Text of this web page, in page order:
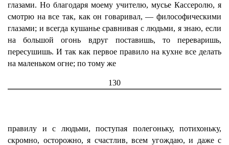
глазами. Но благодаря моему учителю, мусье Кассеролю, я
смотрю на все так, как он говаривал, — философическими
глазами; и всегда кушанье сравнивая с людьми, я знаю, если
на большой огонь вдруг поставишь, то переваришь,
пересушишь. И так как первое правило на кухне все делать
на маленьком огне; по тому же
130
правилу и с людьми, поступая полегоньку, потихоньку,
скромно, осторожно, я счастлив, всем угождаю, и даже с